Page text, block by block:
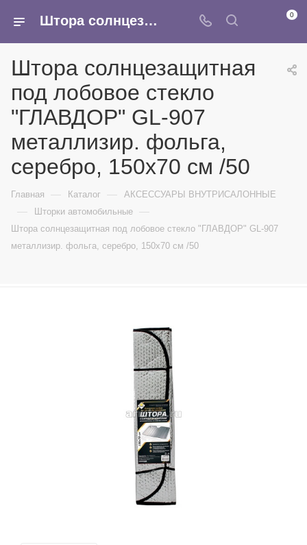
Штора солнцезащитная под лобовое стекло "ГЛАВДОР" GL-907 металлизир. фольга, серебро, 150х70 см /50 - купить в интернет-магазине Армина 0
Штора солнцезащитная
под лобовое стекло
"ГЛАВДОР" GL-907
металлизир. фольга,
серебро, 150х70 см /50
Главная — Каталог — АКСЕССУАРЫ ВНУТРИСАЛОННЫЕ
— Шторки автомобильные —
Штора солнцезащитная под лобовое стекло "ГЛАВДОР" GL-907
металлизир. фольга, серебро, 150х70 см /50